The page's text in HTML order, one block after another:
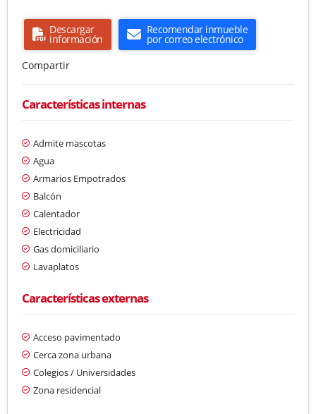
Descargar
información
Recomendar inmueble
por correo electrónico
Compartir
Características internas
Admite mascotas
Agua
Armarios Empotrados
Balcón
Calentador
Electricidad
Gas domiciliario
Lavaplatos
Características externas
Acceso pavimentado
Cerca zona urbana
Colegios / Universidades
Zona residencial